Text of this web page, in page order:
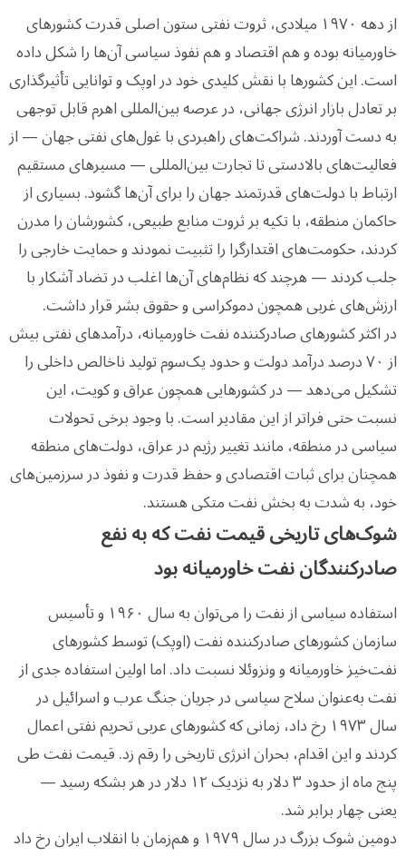
از دهه ۱۹۷۰ میلادی، ثروت نفتی ستون اصلی قدرت کشورهای
خاورمیانه بوده و هم اقتصاد و هم نفوذ سیاسی آن‌ها را شکل داده
است. این کشورها با نقش کلیدی خود در اوپک و توانایی تأثیرگذاری
بر تعادل بازار انرژی جهانی، در عرصه بین‌المللی اهرم قابل توجهی
به دست آوردند. شراکت‌های راهبردی با غول‌های نفتی جهان — از
فعالیت‌های بالادستی تا تجارت بین‌المللی — مسیرهای مستقیم
ارتباط با دولت‌های قدرتمند جهان را برای آن‌ها گشود. بسیاری از
حاکمان منطقه، با تکیه بر ثروت منابع طبیعی، کشورشان را مدرن
کردند، حکومت‌های اقتدارگرا را تثبیت نمودند و حمایت خارجی را
جلب کردند — هرچند که نظام‌های آن‌ها اغلب در تضاد آشکار با
ارزش‌های غربی همچون دموکراسی و حقوق بشر قرار داشت.
در اکثر کشورهای صادرکننده نفت خاورمیانه، درآمدهای نفتی بیش
از ۷۰ درصد درآمد دولت و حدود یک‌سوم تولید ناخالص داخلی را
تشکیل می‌دهد — در کشورهایی همچون عراق و کویت، این
نسبت حتی فراتر از این مقادیر است. با وجود برخی تحولات
سیاسی در منطقه، مانند تغییر رژیم در عراق، دولت‌های منطقه
همچنان برای ثبات اقتصادی و حفظ قدرت و نفوذ در سرزمین‌های
خود، به شدت به بخش نفت متکی هستند.
شوک‌های تاریخی قیمت نفت که به نفع
صادرکنندگان نفت خاورمیانه بود
استفاده سیاسی از نفت را می‌توان به سال ۱۹۶۰ و تأسیس
سازمان کشورهای صادرکننده نفت (اوپک) توسط کشورهای
نفت‌خیز خاورمیانه و ونزوئلا نسبت داد. اما اولین استفاده جدی از
نفت به‌عنوان سلاح سیاسی در جریان جنگ عرب و اسرائیل در
سال ۱۹۷۳ رخ داد، زمانی که کشورهای عربی تحریم نفتی اعمال
کردند و این اقدام، بحران انرژی تاریخی را رقم زد. قیمت نفت طی
پنج ماه از حدود ۳ دلار به نزدیک ۱۲ دلار در هر بشکه رسید —
یعنی چهار برابر شد.
دومین شوک بزرگ در سال ۱۹۷۹ و هم‌زمان با انقلاب ایران رخ داد